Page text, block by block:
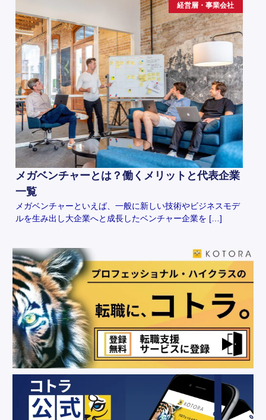
経営層・事業会社
メガベンチャーとは？働くメリットと代表企業
一覧
メガベンチャーといえば、一般に新しい技術やビジネスモデ
ルを生み出し大企業へと成長したベンチャー企業を […]